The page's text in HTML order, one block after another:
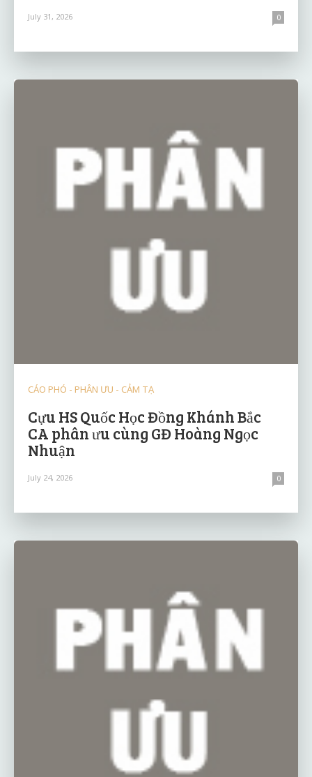
July 31, 2026 0
CÁO PHÓ - PHÂN ƯU - CẢM TẠ
Cựu HS Quốc Học Đồng Khánh Bắc
CA phân ưu cùng GĐ Hoàng Ngọc
Nhuận
July 24, 2026 0